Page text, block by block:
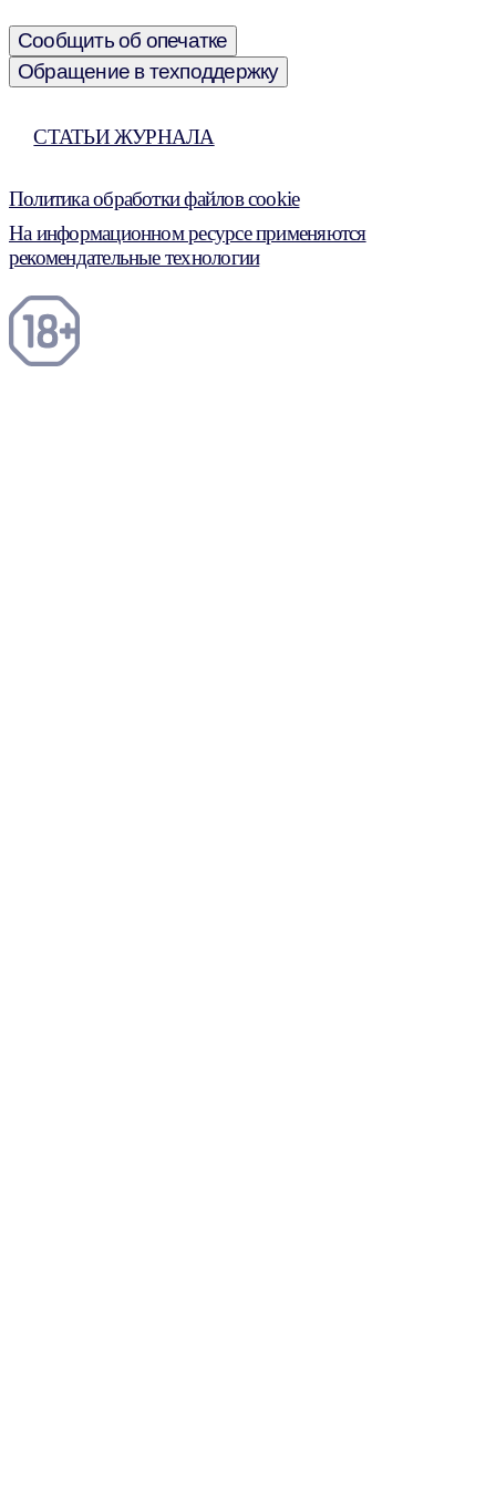
Сообщить об опечатке
Обращение в техподдержку
СТАТЬИ ЖУРНАЛА
Политика обработки файлов cookie
На информационном ресурсе применяются
рекомендательные технологии